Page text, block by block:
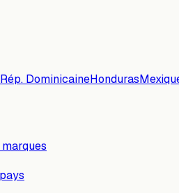
Rép. DominicaineHonduras